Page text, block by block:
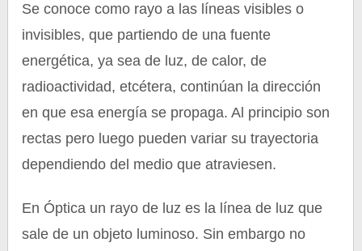
Se conoce como rayo a las líneas visibles o
invisibles, que partiendo de una fuente
energética, ya sea de luz, de calor, de
radioactividad, etcétera, continúan la dirección
en que esa energía se propaga. Al principio son
rectas pero luego pueden variar su trayectoria
dependiendo del medio que atraviesen.
En Óptica un rayo de luz es la línea de luz que
sale de un objeto luminoso. Sin embargo no